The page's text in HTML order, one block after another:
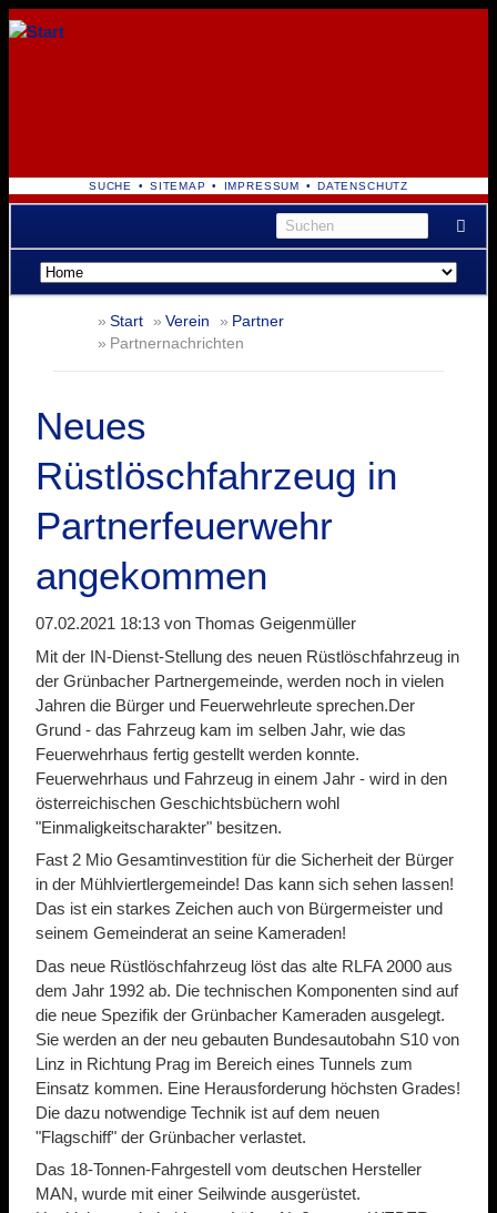
NAVIGATION
ÜBERSPRINGEN
SUCHE SITEMAP IMPRESSUM DATENSCHUTZ
Navigation
überspringen
Start Verein
Partner
Partnernachrichten
Neues
Rüstlöschfahrzeug in
Partnerfeuerwehr
angekommen
07.02.2021 18:13 von Thomas Geigenmüller
Mit der IN-Dienst-Stellung des neuen Rüstlöschfahrzeug in
der Grünbacher Partnergemeinde, werden noch in vielen
Jahren die Bürger und Feuerwehrleute sprechen.Der
Grund - das Fahrzeug kam im selben Jahr, wie das
Feuerwehrhaus fertig gestellt werden konnte.
Feuerwehrhaus und Fahrzeug in einem Jahr - wird in den
österreichischen Geschichtsbüchern wohl
"Einmaligkeitscharakter" besitzen.
Fast 2 Mio Gesamtinvestition für die Sicherheit der Bürger
in der Mühlviertlergemeinde! Das kann sich sehen lassen!
Das ist ein starkes Zeichen auch von Bürgermeister und
seinem Gemeinderat an seine Kameraden!
Das neue Rüstlöschfahrzeug löst das alte RLFA 2000 aus
dem Jahr 1992 ab. Die technischen Komponenten sind auf
die neue Spezifik der Grünbacher Kameraden ausgelegt.
Sie werden an der neu gebauten Bundesautobahn S10 von
Linz in Richtung Prag im Bereich eines Tunnels zum
Einsatz kommen. Eine Herausforderung höchsten Grades!
Die dazu notwendige Technik ist auf dem neuen
"Flagschiff" der Grünbacher verlastet.
Das 18-Tonnen-Fahrgestell vom deutschen Hersteller
MAN, wurde mit einer Seilwinde ausgerüstet.